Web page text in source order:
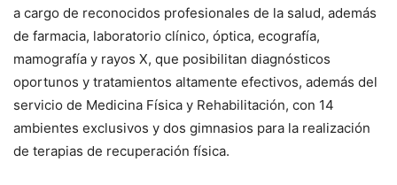
a cargo de reconocidos profesionales de la salud, además
de farmacia, laboratorio clínico, óptica, ecografía,
mamografía y rayos X, que posibilitan diagnósticos
oportunos y tratamientos altamente efectivos, además del
servicio de Medicina Física y Rehabilitación, con 14
ambientes exclusivos y dos gimnasios para la realización
de terapias de recuperación física.